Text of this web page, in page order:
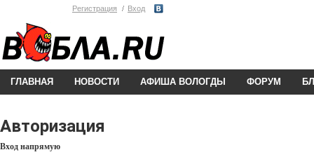
Регистрация Вход
ГЛАВНАЯ НОВОСТИ АФИША ВОЛОГДЫ ФОРУМ
Авторизация
Вход напрямую